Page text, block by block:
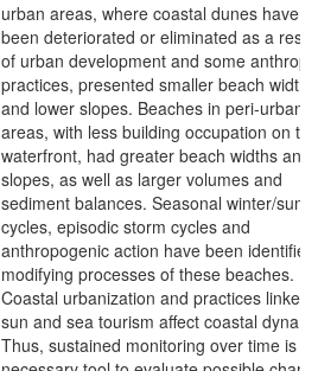
urban areas, where coastal dunes have
been deteriorated or eliminated as a
of urban development and some
practices, presented smaller beach widths
and lower slopes. Beaches in peri-urban
areas, with less building occupation on the
waterfront, had greater beach widths and
slopes, as well as larger volumes and
sediment balances. Seasonal winter/
cycles, episodic storm cycles and
anthropogenic action have been
modifying processes of these beaches.
Coastal urbanization and practices linked
sun and sea tourism affect coastal
Thus, sustained monitoring over time is a